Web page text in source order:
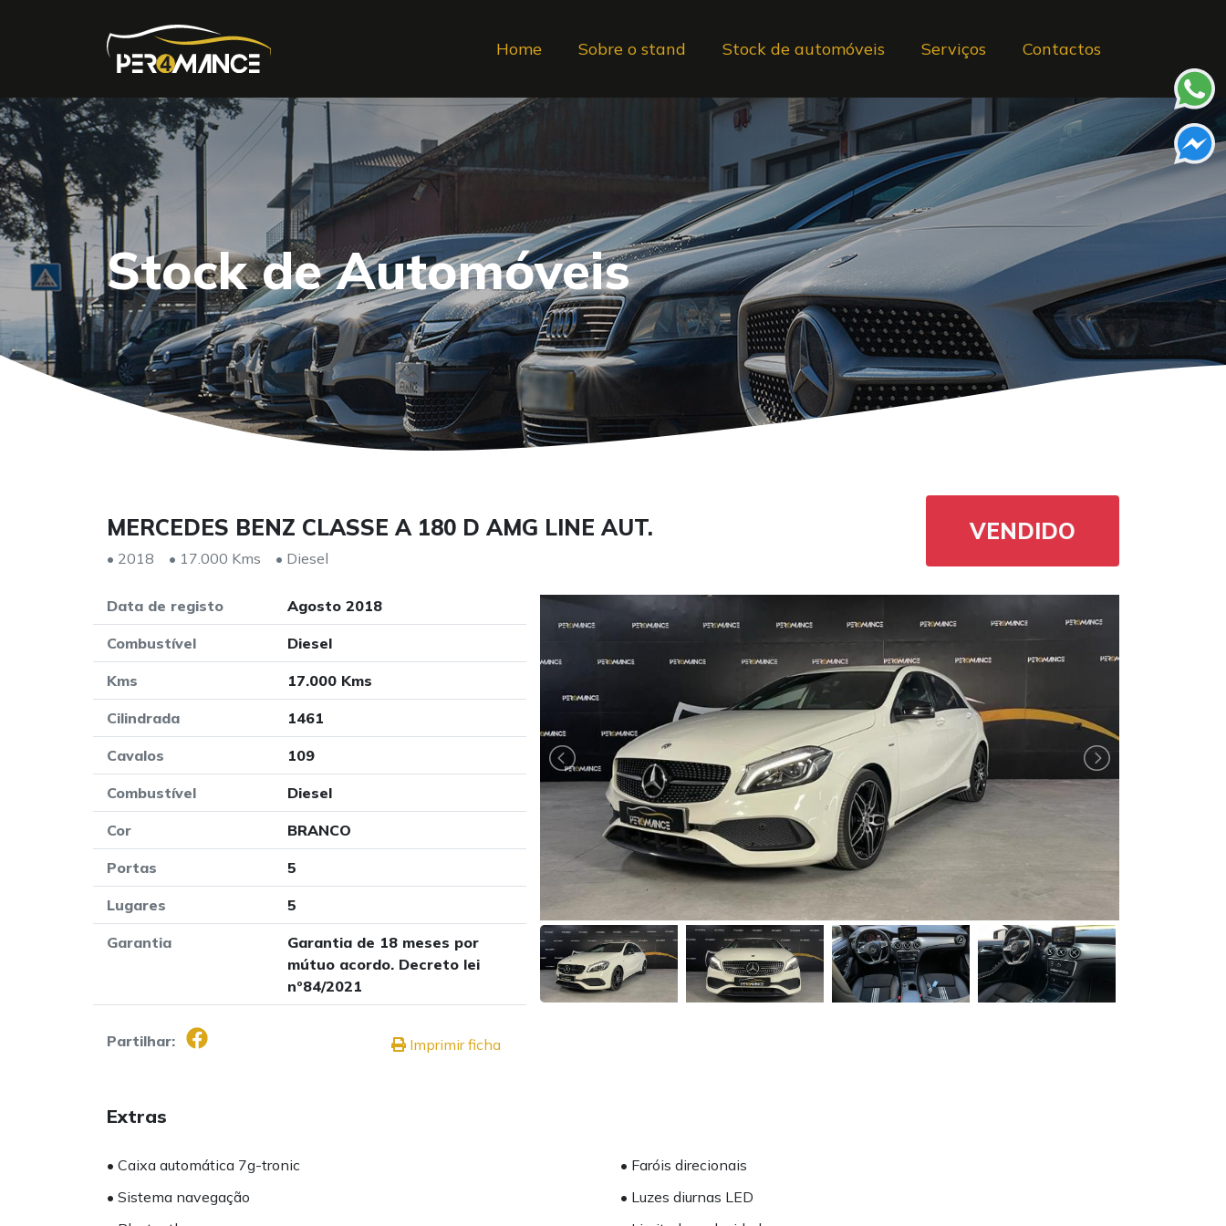
Home Sobre o stand Stock de automóveis Serviços Contactos
Stock de Automóveis
MERCEDES BENZ CLASSE A 180 D AMG LINE AUT.
• 2018 • 17.000 Kms • Diesel
VENDIDO
Data de registo Agosto 2018
Combustível Diesel
Kms 17.000 Kms
Cilindrada 1461
Cavalos 109
Combustível Diesel
Cor BRANCO
Portas 5
Lugares 5
Garantia
Garantia de 18 meses por
mútuo acordo. Decreto lei
nº84/2021
Partilhar: Imprimir ficha
Extras
• Caixa automática 7g-tronic
• Sistema navegação
• Faróis direcionais
• Luzes diurnas LED